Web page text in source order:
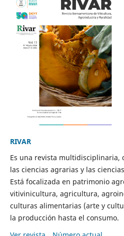
RIVAR
Es una revista multidisciplinaria,
las ciencias agrarias y las
Está focalizada en patrimonio
vitivinicultura, agricultura,
culturas alimentarias (arte y
la producción hasta el consumo.